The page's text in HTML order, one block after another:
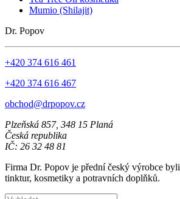
Mumio (Shilajit)
Dr. Popov
+420 374 616 461
+420 374 616 467
obchod@drpopov.cz
Plzeňská 857, 348 15 Planá
Česká republika
IČ: 26 32 48 81
Firma Dr. Popov je přední český výrobce
tinktur, kosmetiky a potravních doplňků.